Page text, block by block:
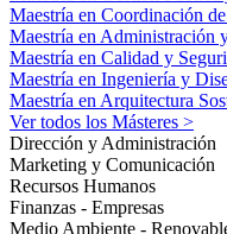
Maestría en Coordinación
Maestría en Administración
Maestría en Calidad y
Maestría en Ingeniería y
Maestría en Arquitectura
Ver todos los Másteres >
Dirección y Administración
Marketing y Comunicación
Recursos Humanos
Finanzas - Empresas
Medio Ambiente -